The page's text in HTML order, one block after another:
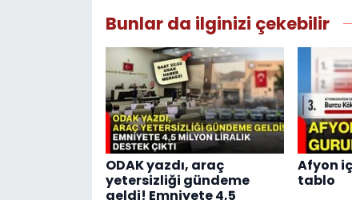
Bunlar da ilginizi çekebilir
ODAK yazdı, araç
yetersizliği gündeme
geldi! Emniyete 4,5
Afyon
tablo